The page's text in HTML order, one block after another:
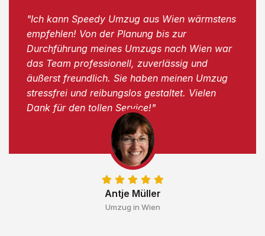
Antje Müller
Umzug in Wien
"Ich kann Speedy Umzug aus Wien wärmstens
empfehlen! Von der Planung bis zur
Durchführung meines Umzugs nach Wien war
das Team professionell, zuverlässig und
äußerst freundlich. Sie haben meinen Umzug
stressfrei und reibungslos gestaltet. Vielen
Dank für den tollen Service!"